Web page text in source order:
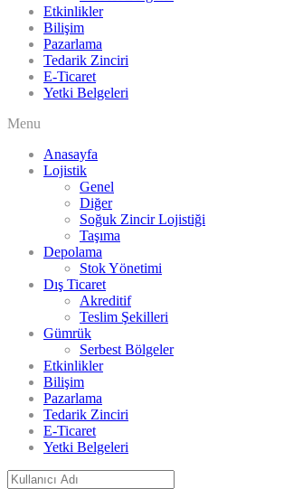
Etkinlikler
Bilişim
Pazarlama
Tedarik Zinciri
E-Ticaret
Yetki Belgeleri
Menu
Anasayfa
Lojistik
Genel
Diğer
Soğuk Zincir Lojistiği
Taşıma
Depolama
Stok Yönetimi
Dış Ticaret
Akreditif
Teslim Şekilleri
Gümrük
Serbest Bölgeler
Etkinlikler
Bilişim
Pazarlama
Tedarik Zinciri
E-Ticaret
Yetki Belgeleri